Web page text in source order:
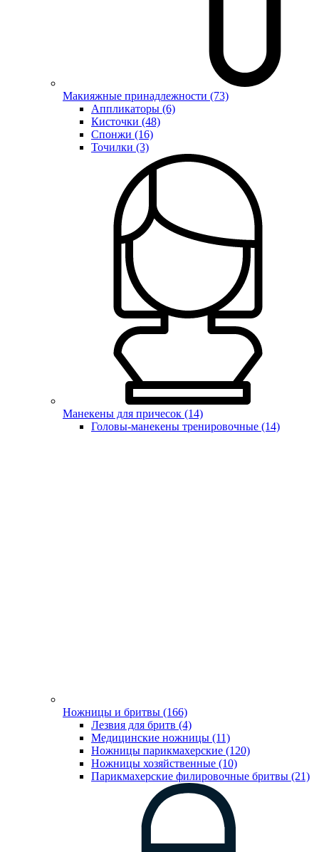
Макияжные принадлежности (73)
Аппликаторы (6)
Кисточки (48)
Спонжи (16)
Точилки (3)
Манекены для причесок (14)
Головы-манекены тренировочные (14)
Ножницы и бритвы (166)
Лезвия для бритв (4)
Медицинские ножницы (11)
Ножницы парикмахерские (120)
Ножницы хозяйственные (10)
Парикмахерские филировочные бритвы (21)